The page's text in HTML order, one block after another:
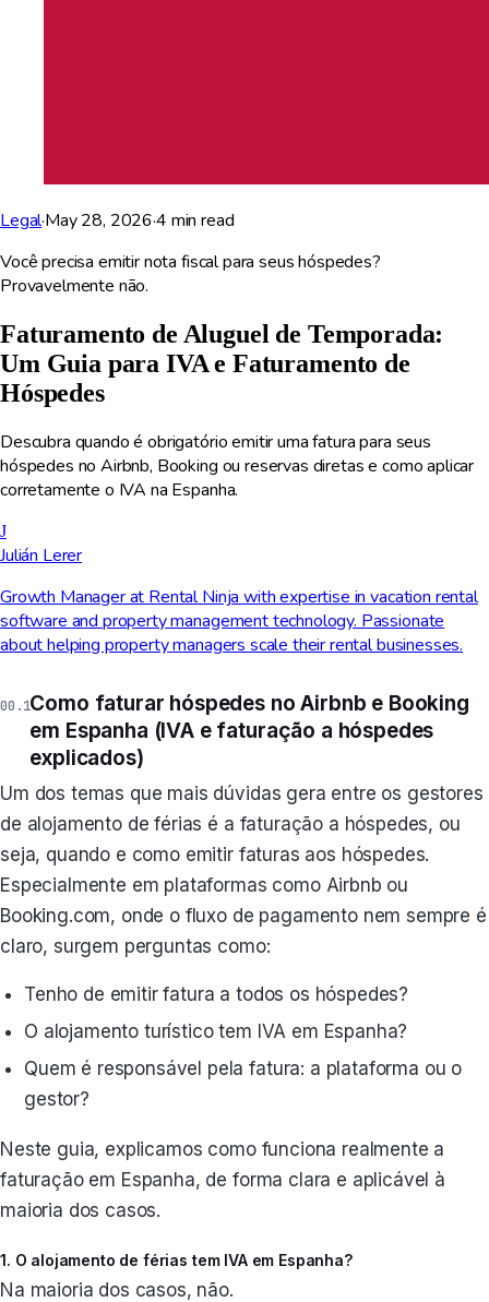
Legal·May 28, 2026·4 min read
Você precisa emitir nota fiscal para seus hóspedes?
Provavelmente não.
Faturamento de Aluguel de Temporada:
Um Guia para IVA e Faturamento de
Hóspedes
Descubra quando é obrigatório emitir uma fatura para seus
hóspedes no Airbnb, Booking ou reservas diretas e como aplicar
corretamente o IVA na Espanha.
J
Julián Lerer
Growth Manager at Rental Ninja with expertise in vacation rental
software and property management technology. Passionate
about helping property managers scale their rental businesses.
Como faturar hóspedes no Airbnb e Booking
em Espanha (IVA e faturação a hóspedes
explicados)
Um dos temas que mais dúvidas gera entre os gestores
de alojamento de férias é a faturação a hóspedes, ou
seja, quando e como emitir faturas aos hóspedes.
Especialmente em plataformas como Airbnb ou
Booking.com, onde o fluxo de pagamento nem sempre é
claro, surgem perguntas como:
Tenho de emitir fatura a todos os hóspedes?
O alojamento turístico tem IVA em Espanha?
Quem é responsável pela fatura: a plataforma ou o
gestor?
Neste guia, explicamos como funciona realmente a
faturação em Espanha, de forma clara e aplicável à
maioria dos casos.
1. O alojamento de férias tem IVA em Espanha?
Na maioria dos casos, não.